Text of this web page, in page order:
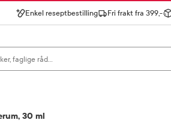
Enkel reseptbestilling Fri frakt fra 399,-
30 ml